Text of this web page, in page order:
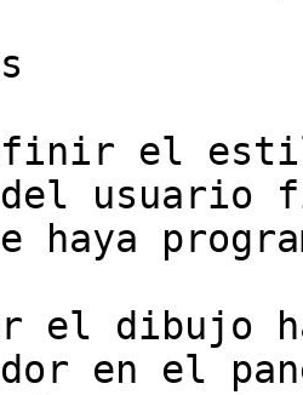
definir el
usuario
haya
el dibujo
en el